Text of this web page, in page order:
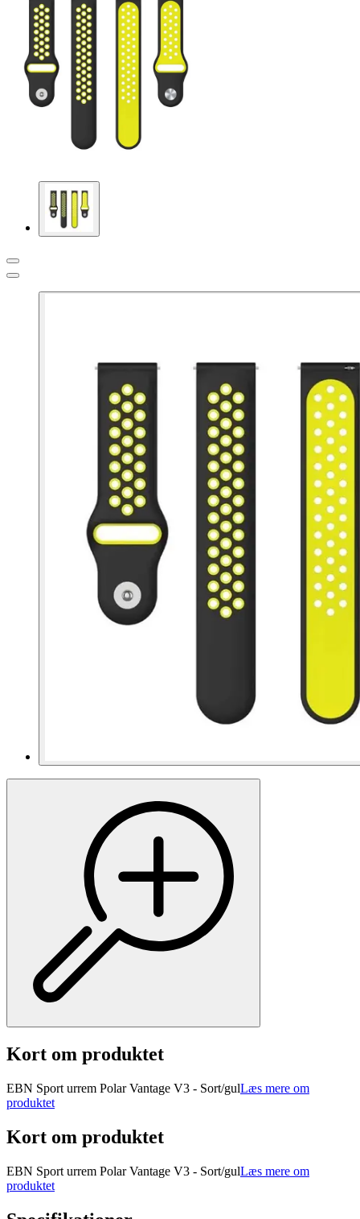
Kort om produktet
EBN Sport urrem Polar Vantage V3 - Sort/gulLæs mere om
produktet
Kort om produktet
EBN Sport urrem Polar Vantage V3 - Sort/gulLæs mere om
produktet